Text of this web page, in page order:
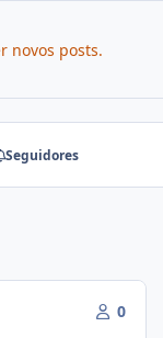
novos posts.
Seguidores
0